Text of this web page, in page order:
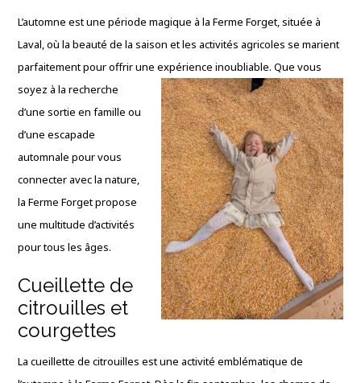
L’automne est une période magique à la Ferme Forget, située à
Laval, où la beauté de la saison et les activités agricoles se marient
parfaitement pour offrir une expérience inoubliable. Que vous
soyez à la recherche
d’une sortie en famille ou
d’une escapade
automnale pour vous
connecter avec la nature,
la Ferme Forget propose
une multitude d’activités
pour tous les âges.
Cueillette de
citrouilles et
courgettes
La cueillette de citrouilles est une activité emblématique de